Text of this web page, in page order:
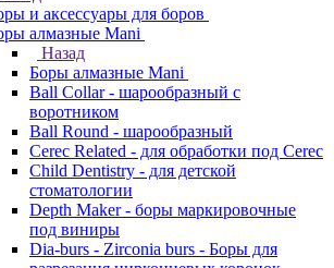
и аксессуары для боров
алмазные Mani
Назад
Боры алмазные Mani
Ball Collar - шарообразный c
воротником
Ball Round - шарообразный
Cerec Related - для обработки под Cerec
Child Dentistry - для детской
стоматологии
Depth Maker - боры маркировочные
под виниры
Dia-burs - Zirconia burs - Боры для